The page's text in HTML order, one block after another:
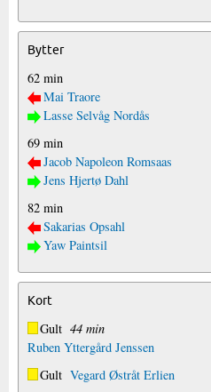
Bytter
62 min
Mai Traore
Lasse Selvåg Nordås
69 min
Jacob Napoleon Romsaas
Jens Hjertø Dahl
82 min
Sakarias Opsahl
Yaw Paintsil
Kort
Gult 44 min
Ruben Yttergård Jenssen
Gult Vegard Østråt Erlien